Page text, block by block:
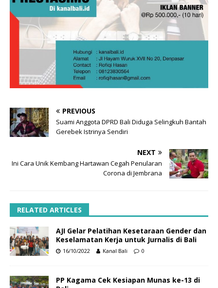
PREVIOUS
Suami Anggota DPRD Bali Diduga Selingkuh Bantah
Gerebek Istrinya Sendiri
NEXT
Ini Cara Unik Kembang Hartawan Cegah Penularan
Corona di Jembrana
RELATED ARTICLES
AJI Gelar Pelatihan Kesetaraan Gender dan
Keselamatan Kerja untuk Jurnalis di Bali
16/10/2022 Kanal Bali 0
PP Kagama Cek Kesiapan Munas ke-13 di